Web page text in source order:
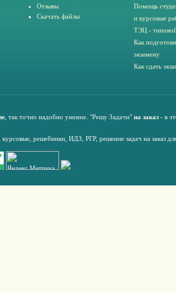
Отзывы
Скачать файлы
Помощь
и курсовые
ТЭЦ -
Как
экзамену
Как сдать
, так точно надобно умение. "Решу Задачи" на заказ - в
курсовые решебники, ИДЗ, РГР, решение задач на заказ